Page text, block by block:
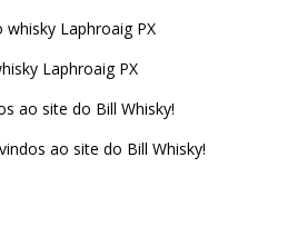
whisky Laphroaig PX
Laphroaig PX
ao site do Bill Whisky!
ao site do Bill Whisky!